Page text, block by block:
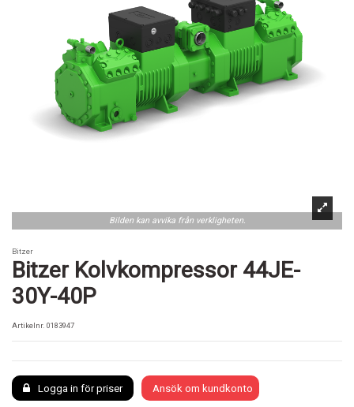
Bilden kan avvika från verkligheten.
Bitzer
Bitzer Kolvkompressor 44JE-
30Y-40P
Artikelnr. 0183947
Logga in för priser Ansök om kundkonto